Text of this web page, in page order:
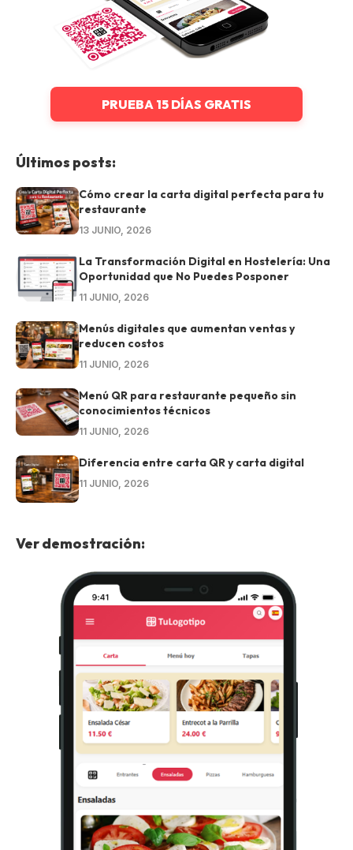
PRUEBA 15 DÍAS GRATIS
Últimos posts:
Cómo crear la carta digital perfecta para tu
restaurante
13 JUNIO, 2026
La Transformación Digital en Hostelería: Una
Oportunidad que No Puedes Posponer
11 JUNIO, 2026
Menús digitales que aumentan ventas y
reducen costos
11 JUNIO, 2026
Menú QR para restaurante pequeño sin
conocimientos técnicos
11 JUNIO, 2026
Diferencia entre carta QR y carta digital
11 JUNIO, 2026
Ver demostración: